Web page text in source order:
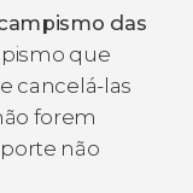
das
que
cancelá-las
forem
não